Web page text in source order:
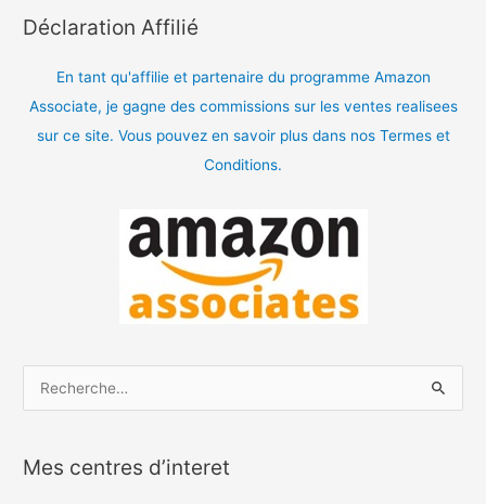
Déclaration Affilié
En tant qu'affilie et partenaire du programme Amazon
Associate, je gagne des commissions sur les ventes realisees
sur ce site. Vous pouvez en savoir plus dans nos Termes et
Conditions.
h
Mes centres d’interet